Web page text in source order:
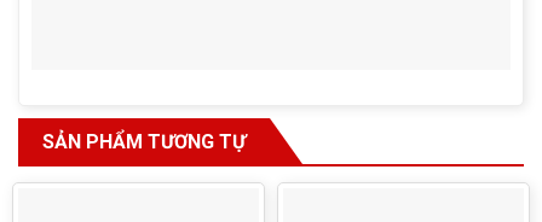
SẢN PHẨM TƯƠNG TỰ